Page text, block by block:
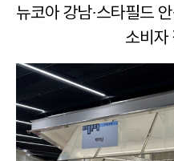
뉴코아 강남∙스타필드
소비자